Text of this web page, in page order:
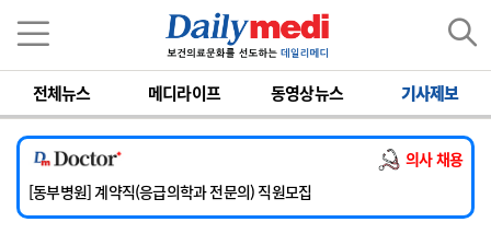
전체뉴스 메디라이프 동영상뉴스 기사제보
의사 채용
[서울아산병원] 2026년 하반기 인턴 모집
[영남대학교의료원] 마취통증의학과 임기제 임상의사 채용
[충남대학교병원] 소아청소년과(소아응급전담) 계약직 의사 공개채용
[동부병원] 계약직(응급의학과 전문의) 직원모집
[이대목동병원] 하반기 전공의(레지던트1년차) 모집